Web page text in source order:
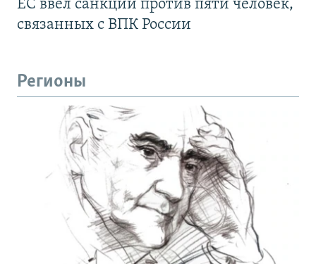
ЕС ввел санкции против пяти человек,
связанных с ВПК России
Регионы